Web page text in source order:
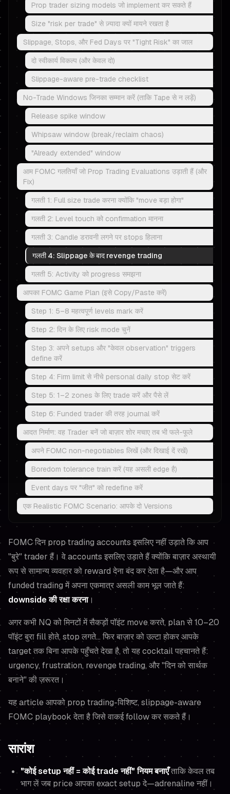
Prop trader sizing models जो implement कर सकते हैं
Size "risk per trade" से ज़्यादा क्यों मायने रखता है
Slippage, Stops, और Fed Days पर "Tight Risk" का जाल
दो स्वीकार्य विकल्प (और केवल दो)
Slippage-aware pre-trade checklist
No-Trade Windows जिनका सम्मान करें (ताकि Tape से न लड़ें)
Release spike window
Whipsaw window (break/reclaim chaos)
"Already extended" window
आम FOMC गलतियाँ जो Prop Trading Evaluations उड़ाती हैं (और
Fix)
गलती 1: Full size trade करना क्योंकि "move बड़ा होगा"
गलती 2: Level touch को confirmation मानना
गलती 3: Candle डरावनी लगने पर stops हिलाना
गलती 4: Slippage के बाद revenge trading
गलती 5: Activity को progress समझना
आपका FOMC Game Plan (इसे Copy/Paste करें)
Step 1: 5–8 महत्वपूर्ण levels mark करें
Step 2: दिन के लिए risk mode चुनें
Step 3: अपने setups और "केवल observation" triggers
define करें
Step 4: Firm limit से नीचे personal daily stop सेट करें
Step 5: 1–2 zones के लिए trade करें और पैसे लें
Step 6: Funded trader की तरह journal करें
आदत निर्माण: वह Trader बनें जो बाज़ार शोर मचाए तब भी फले-फूले
अपने FOMC non-negotiables लिखें (और दिखाई दें रखें)
Boredom tolerance train करें (यह असली edge है)
Event days पर "जीत" को redefine करें
एक Realistic FOMC Scenario: आपके दो Versions
FOMC दिन prop trading accounts इसलिए नहीं उड़ाते कि आप
"बुरे" trader हैं। वे accounts इसलिए उड़ाते हैं क्योंकि बाज़ार अस्थायी
रूप से सामान्य व्यवहार को reward देना बंद कर देता है—और आप
funded trading में अपना एकमात्र असली काम भूल जाते हैं:
downside की रक्षा करना।
अगर कभी NQ को मिनटों में सैकड़ों पॉइंट move करते, plan से 10–20
पॉइंट बुरा fill होते, stop लगते… फिर बाज़ार को उल्टा होकर आपके
target तक बिना आपके पहुँचते देखा है, तो यह cocktail पहचानते हैं:
urgency, frustration, revenge trading, और "दिन को सार्थक
बनाने" की ज़रूरत।
यह article आपको prop trading-विशिष्ट, slippage-aware
FOMC playbook देता है जिसे वाकई follow कर सकते हैं।
सारांश
"कोई setup नहीं = कोई trade नहीं" नियम बनाएँताकि केवल तब
भाग लें जब price आपका exact setup दे—adrenaline नहीं।